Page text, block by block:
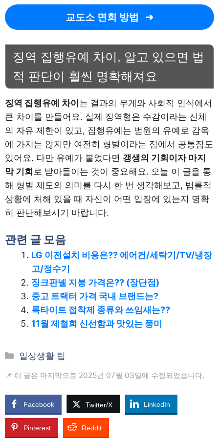
교도소 면회 방법
징역 집행유예 차이, 알고 있으면 법
적 판단이 훨씬 명확해져요
징역 집행유예 차이 는 결과의 무게와 사회적 인식에서
큰 차이를 만들어요. 실제 징역형은 수감이라는 신체
의 자유 제한이 있고, 집행유예는 법원의 유예로 감옥
에 가지는 않지만 여전히 형벌이라는 점에서 공통점도
있어요. 다만 유예가 붙었다면 갱생의 기회이자 마지
막 기회 로 받아들이는 것이 중요해요. 오늘 이 글을 통
해 형벌 제도의 의미를 다시 한 번 생각해보고, 법률적
상황에 처해 있을 때 자신이 어떤 입장에 있는지 명확
히 판단해보시기 바랍니다.
관련 글 모음
LG 이전설치 비용은?? 에어컨/세탁기/TV/냉장
고/정수기
징크판넬 지붕 가격은?? (장단점)
중고 트랙터 가격 국내 브랜드는?
록타이트 접착제 종류와 쓰임새는??
11월 제철회 신선함과 맛있는 풍미
카
고
리
일상생활 팁
📌 이 글은 마지막으로 2025년 07월 03일에 수정되었습니다.
Facebook Twitter/X LinkedIn
Pinterest Reddit